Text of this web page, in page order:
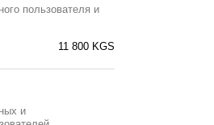
пользователя и
11 800 KGS
и